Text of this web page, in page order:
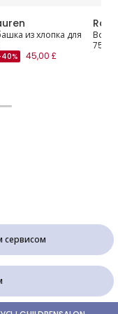
из хлопка для
45,00 £
Boys
75,00
сервисом